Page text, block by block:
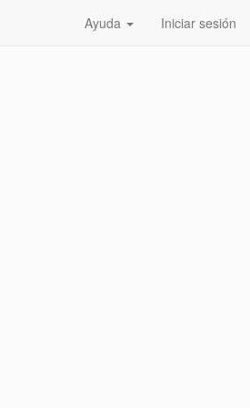
Ayuda Iniciar sesión